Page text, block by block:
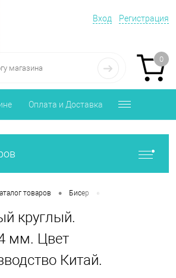
Вход Регистрация
0
Оплата и Доставка
товаров • Бисер
круглый.
мм. Цвет
Китай.